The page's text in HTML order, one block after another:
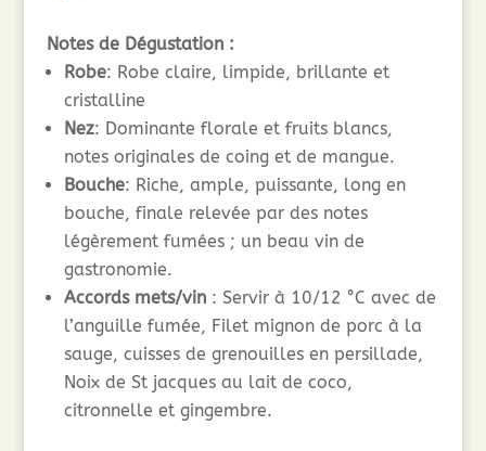
Notes de Dégustation :
Robe: Robe claire, limpide, brillante et
cristalline
Nez: Dominante florale et fruits blancs,
notes originales de coing et de mangue.
Bouche: Riche, ample, puissante, long en
bouche, finale relevée par des notes
légèrement fumées ; un beau vin de
gastronomie.
Accords mets/vin: Servir à 10/12 °C avec de
l’anguille fumée, Filet mignon de porc à la
sauge, cuisses de grenouilles en persillade,
Noix de St jacques au lait de coco,
citronnelle et gingembre.